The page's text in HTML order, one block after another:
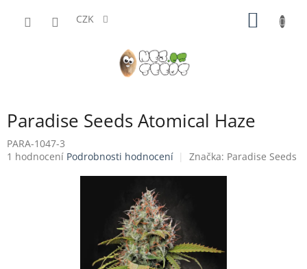
CZK
Paradise Seeds Atomical Haze
PARA-1047-3
Průměrné
1 hodnocení Podrobnosti hodnocení Značka: Paradise Seeds